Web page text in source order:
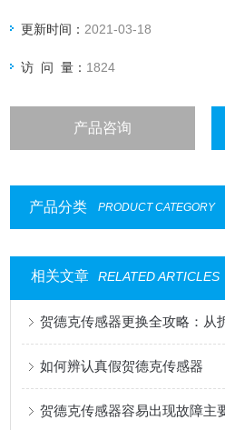
更新时间： 2021-03-18
访 问 量： 1824
产品咨询
产品分类 PRODUCT CATEGORY
相关文章 RELATED ARTICLES
贺德克传感器更换全攻略：从
如何辨认真假贺德克传感器
贺德克传感器容易出现故障主